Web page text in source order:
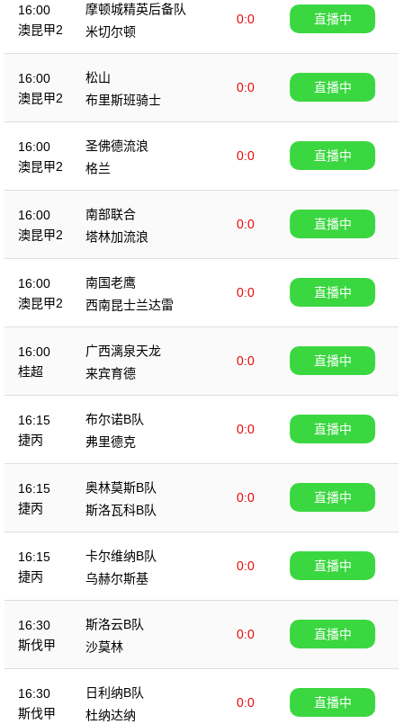
16:00
澳昆甲2
摩顿城精英后备队
0:0
米切尔顿
直播中
16:00
澳昆甲2
松山
0:0
布里斯班骑士
直播中
16:00
澳昆甲2
圣佛德流浪
0:0
格兰
直播中
16:00
澳昆甲2
南部联合
0:0
塔林加流浪
直播中
16:00
澳昆甲2
南国老鹰
0:0
西南昆士兰达雷
直播中
16:00
桂超
广西漓泉天龙
0:0
来宾育德
直播中
16:15
捷丙
布尔诺B队
0:0
弗里德克
直播中
16:15
捷丙
奥林莫斯B队
0:0
斯洛瓦科B队
直播中
16:15
捷丙
卡尔维纳B队
0:0
乌赫尔斯基
直播中
16:30
斯伐甲
斯洛云B队
0:0
沙莫林
直播中
16:30
斯伐甲
日利纳B队
0:0
杜纳达纳
直播中